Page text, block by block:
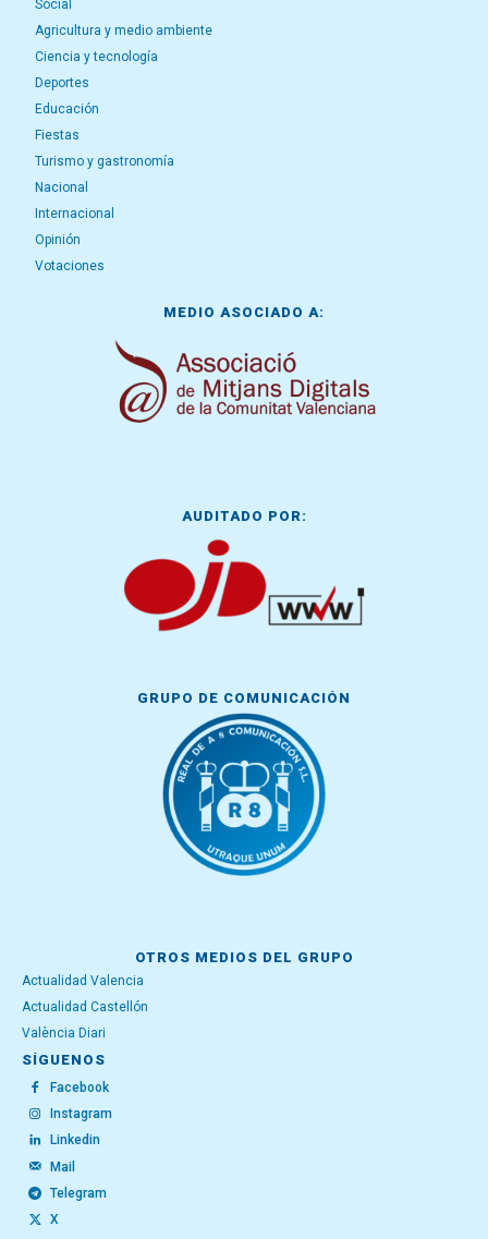
Social
Agricultura y medio ambiente
Ciencia y tecnología
Deportes
Educación
Fiestas
Turismo y gastronomía
Nacional
Internacional
Opinión
Votaciones
MEDIO ASOCIADO A:
AUDITADO POR:
GRUPO DE COMUNICACIÓN
OTROS MEDIOS DEL GRUPO
Actualidad Valencia
Actualidad Castellón
València Diari
SÍGUENOS
Facebook
Instagram
Linkedin
Mail
Telegram
X